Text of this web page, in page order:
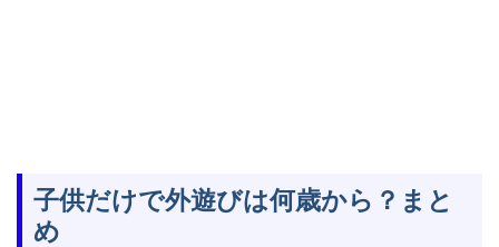
子供だけで外遊びは何歳から？まと
め